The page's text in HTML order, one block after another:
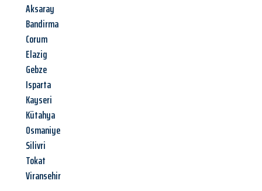
Aksaray
Bandirma
Corum
Elazig
Gebze
Isparta
Kayseri
Kütahya
Osmaniye
Silivri
Tokat
Viransehir